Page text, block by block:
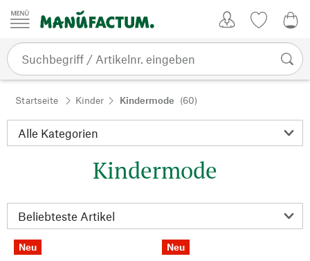
Zum Inhalt springen
Startseite Kinder Kindermode (60)
Kindermode
Neu Neu